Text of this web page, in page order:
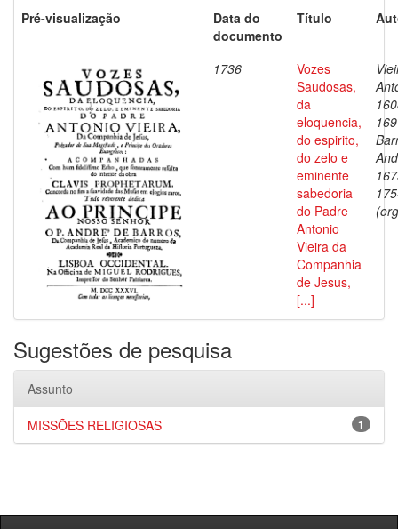
Pré-visualização
Data do
documento
Título
1736
Vozes
Saudosas,
da
eloquencia,
do espirito,
do zelo e
eminente
sabedoria
do Padre
Antonio
Vieira da
Companhia
de Jesus,
[...]
Sugestões de pesquisa
Assunto
1
MISSÕES RELIGIOSAS